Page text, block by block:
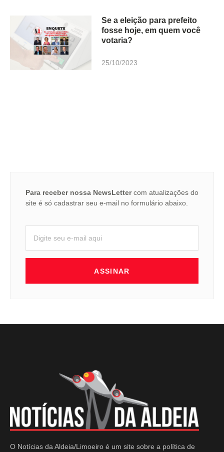
Se a eleição para prefeito
fosse hoje, em quem você
votaria?
25/10/2023
Para receber nossa NewsLettercom atualizações do
site é só cadastrar seu e-mail no formulário abaixo.
ASSINAR
O Notícias da Aldeia/Limoeiro é um site sobre a política de